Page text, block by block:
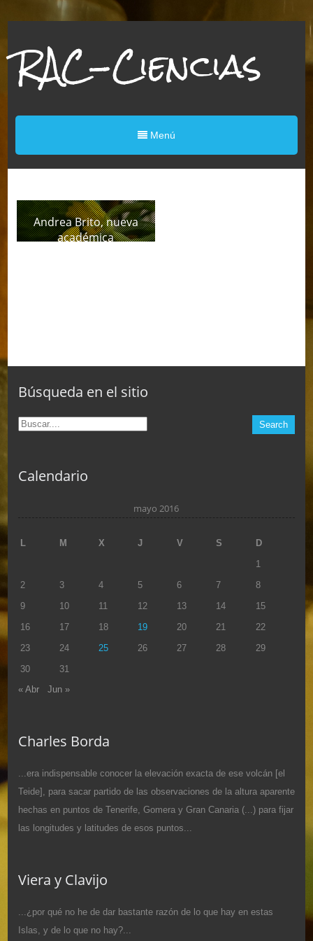
RAC-Ciencias
Menú
Andrea Brito, nueva
académica
Búsqueda en el sitio
Calendario
mayo 2016
L M X J V S
D
1
2
3 4 5 6 7
8
9
10 11 12 13 14
15
16
17 18 19 20 21
22
23
24 25 26 27 28
29
30
31
« Abr
Jun »
Charles Borda
...era indispensable conocer la elevación exacta de ese volcán [el
Teide], para sacar partido de las observaciones de la altura aparente
hechas en puntos de Tenerife, Gomera y Gran Canaria (...) para fijar
las longitudes y latitudes de esos puntos...
Viera y Clavijo
...¿por qué no he de dar bastante razón de lo que hay en estas
Islas, y de lo que no hay?...